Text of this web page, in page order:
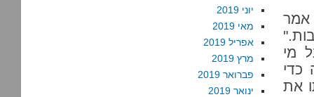
אמר
מי
כדי
את
יוני 2019
מאי 2019
אפריל 2019
מרץ 2019
פברואר 2019
ינואר 2019